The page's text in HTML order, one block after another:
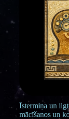
Īstermiņa un
mācīšanos un